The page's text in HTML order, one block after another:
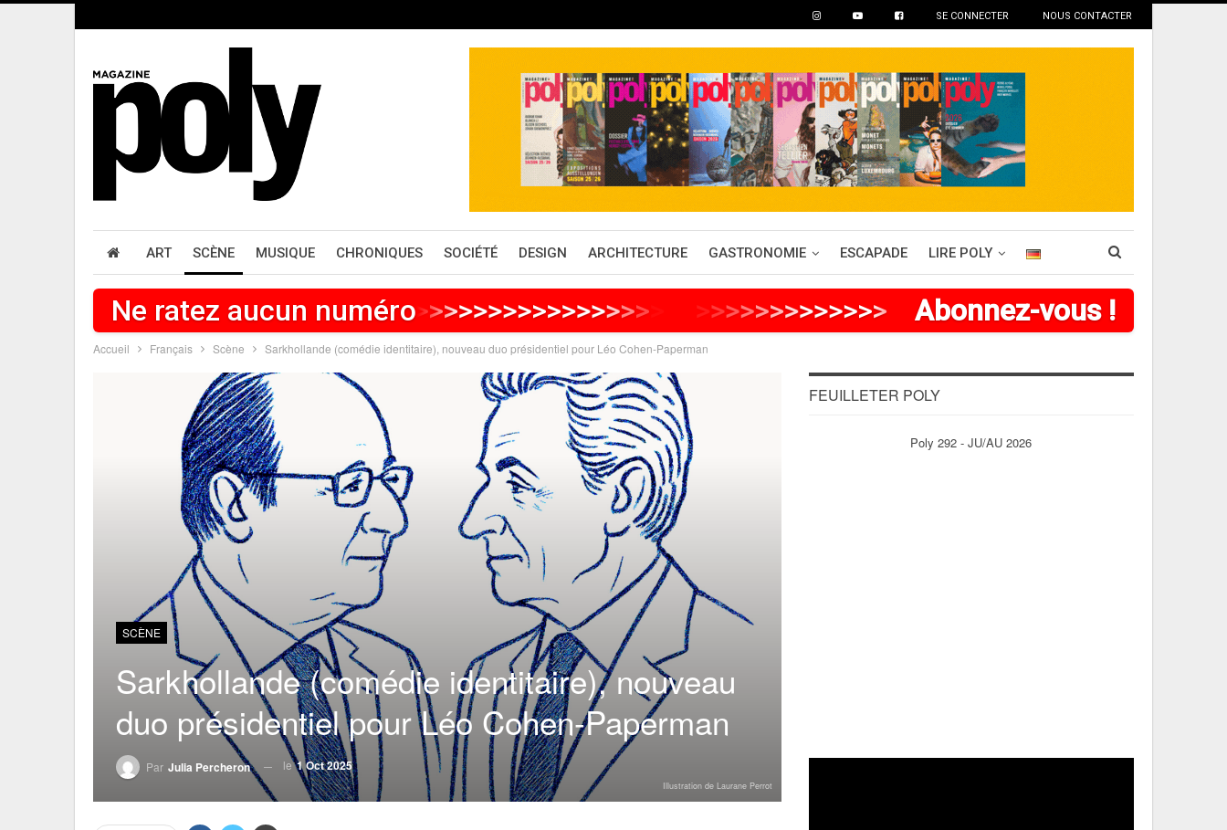
SE CONNECTER NOUS CONTACTER
ART SCÈNE MUSIQUE CHRONIQUES SOCIÉTÉ DESIGN ARCHITECTURE GASTRONOMIE ESCAPADE LIRE POLY
Ne ratez aucun numéro>>>>>>>>>>>>>>>> >>>>>>>> >>>> Abonnez-vous !
Accueil Français Scène Sarkhollande (comédie identitaire), nouveau duo présidentiel pour Léo Cohen-Paperman
SCÈNE
Sarkhollande (comédie identitaire), nouveau
duo présidentiel pour Léo Cohen-Paperman
Par Julia Percheron le1 Oct 2025
Illustration de Laurane Perrot
FEUILLETER POLY
Poly 292 - JU/AU 2026